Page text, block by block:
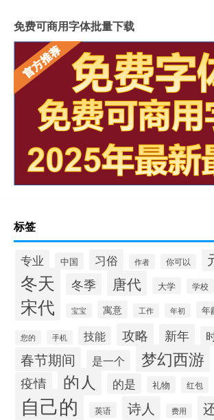
免费可商用字体批量下载
标签
专业 中国 习俗 作者 你可以
冬天 冬季 唐代 大学 学校
宋代 宝宝 寓意 工作 年初 年
您的 手机 技能 攻略 新年
春节期间 是一个 梦幻西游
疫情 的人 的是 礼物 红包
自己的 英语 诗人 费用